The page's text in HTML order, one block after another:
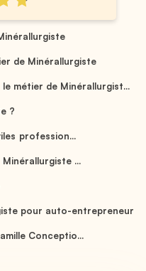
de Minérallurgiste
métier de Minérallurgist...
?
profession...
...
pour auto-entrepreneur
Conceptio...